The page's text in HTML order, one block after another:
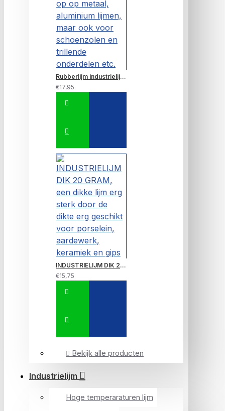
Rubberlijm industrielijm Black XXL 20 GRAM~Metaal, rubber, rubber op op metaal, aluminium lijmen, maar ook voor schoenzolen en trillende onderdelen etc.
€17,95
INDUSTRIELIJM DIK 20 GRAM, een dikke lijm erg sterk door de dikte erg geschikt voor porselein, aardewerk, keramiek en gips
€15,75
Bekijk alle producten
Industrielijm
Hoge temperaraturen lijm